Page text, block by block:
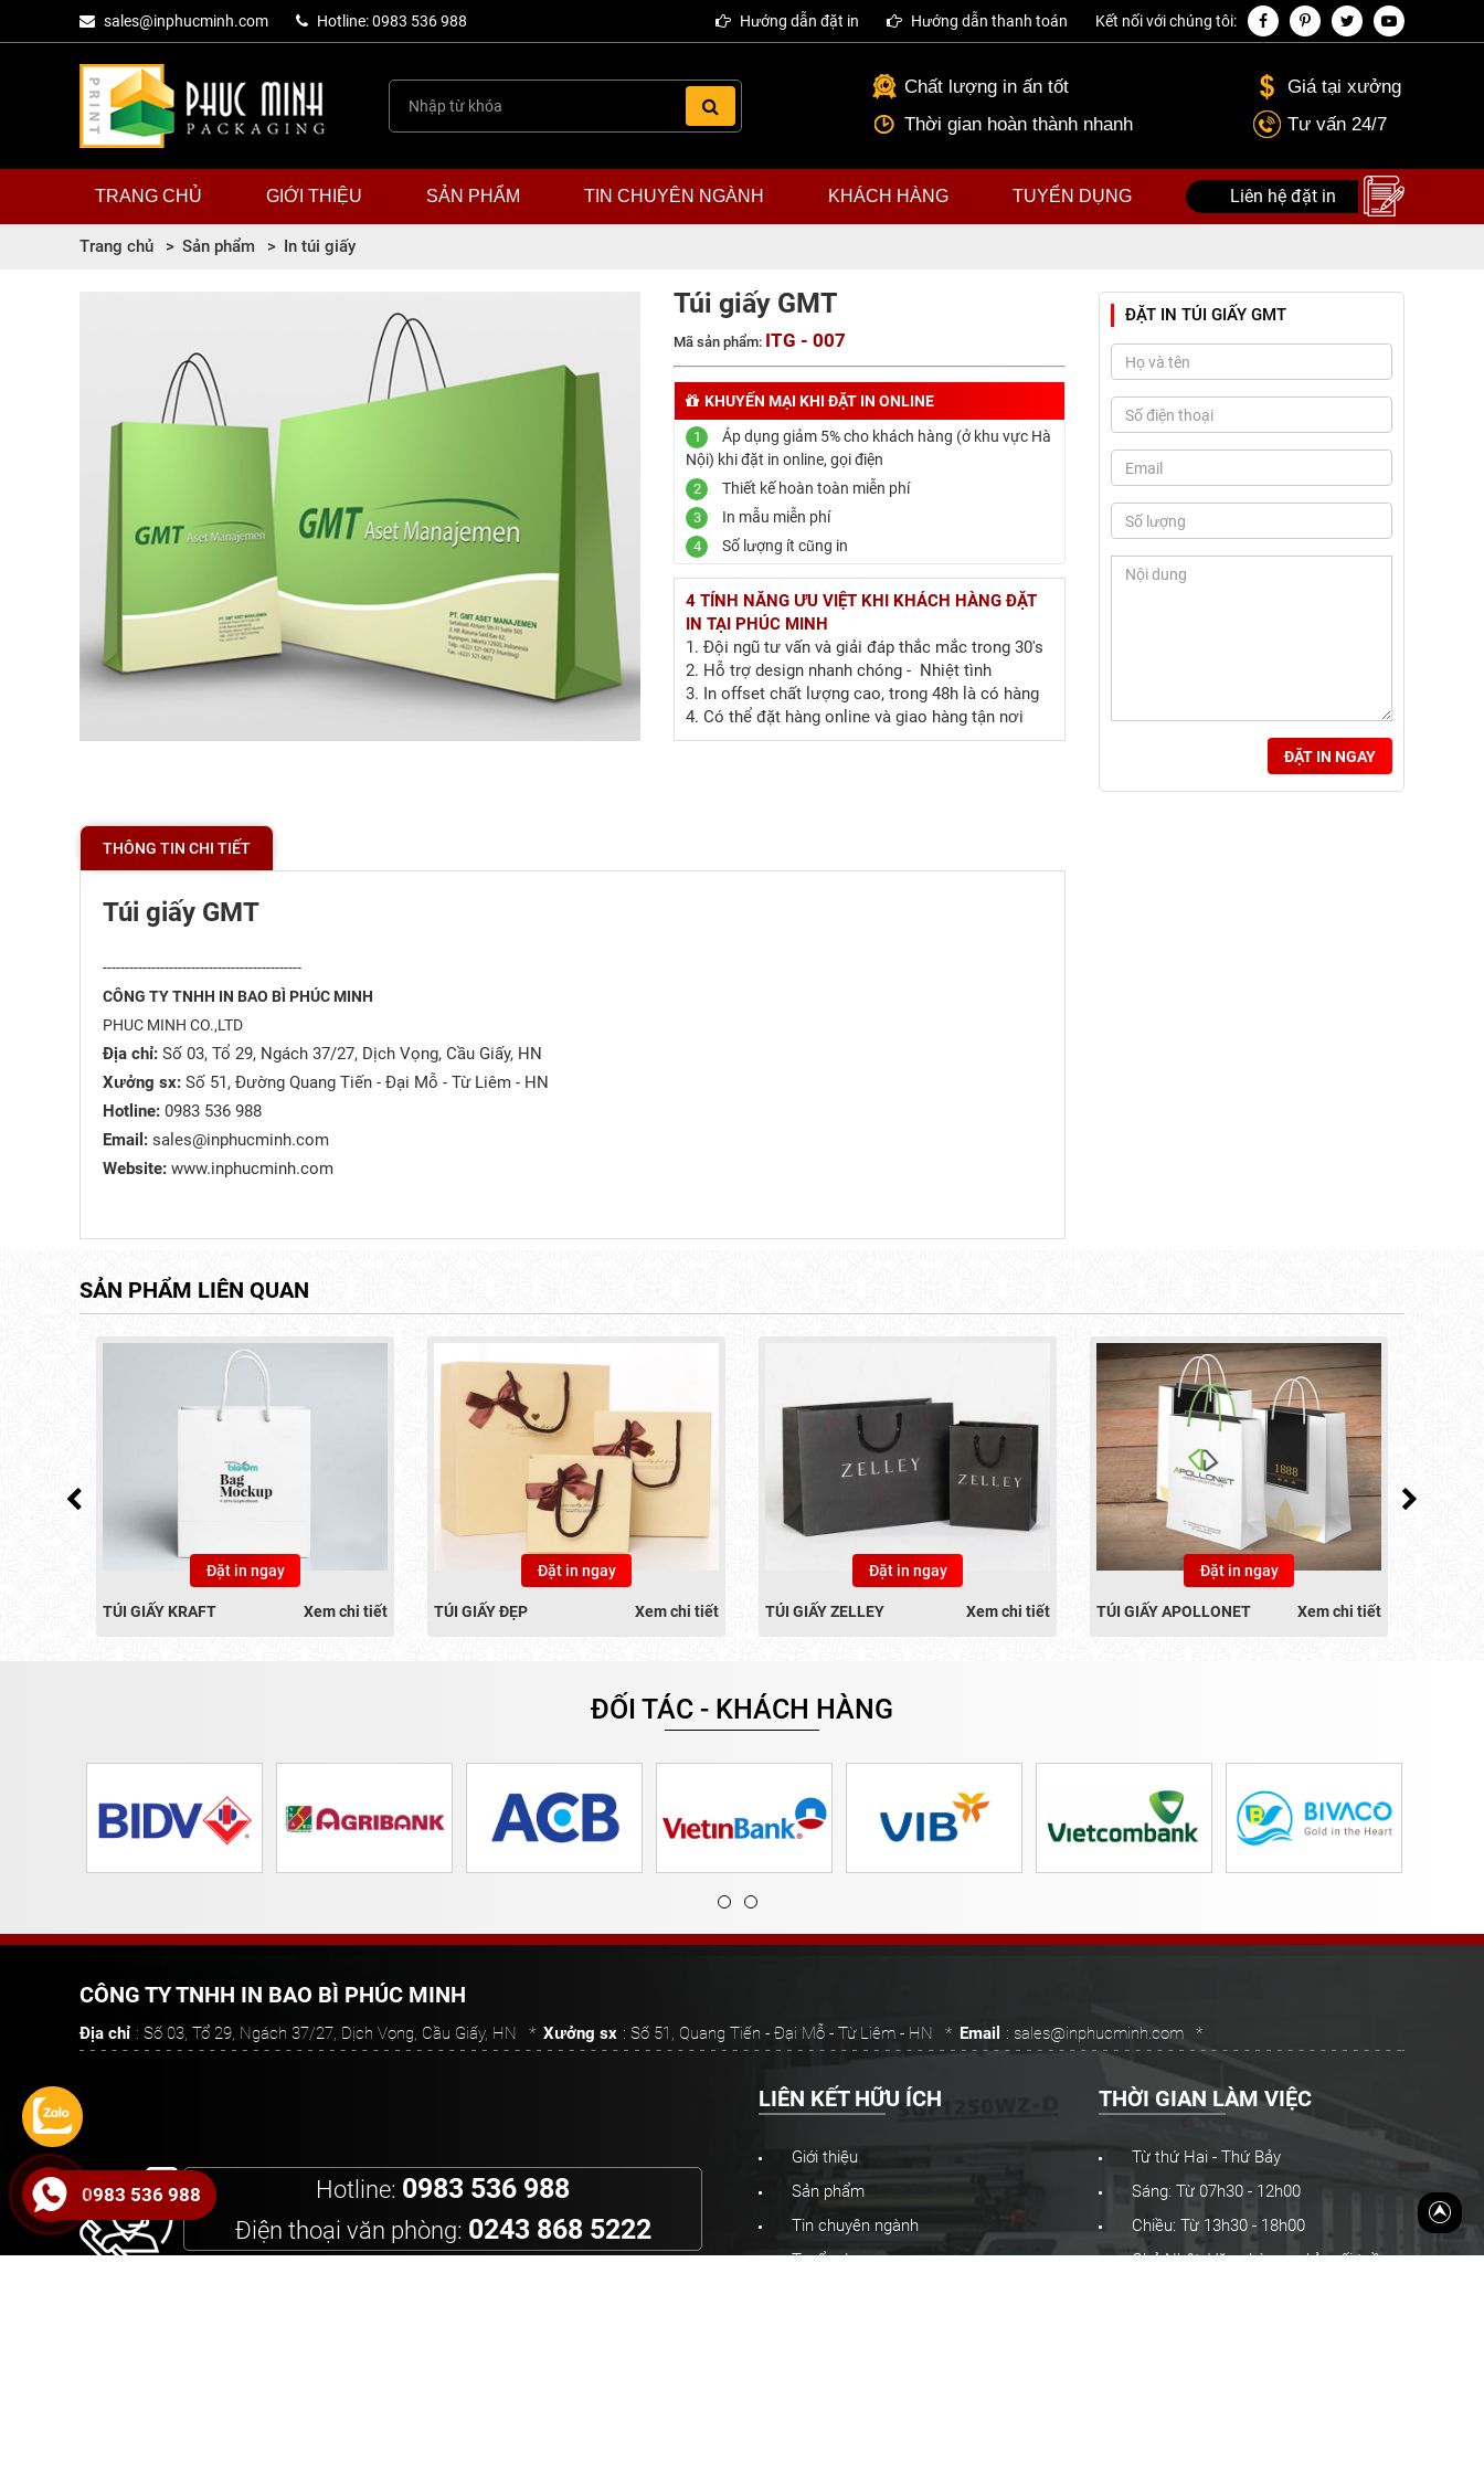
sales@inphucminh.com Hotline: 0983 536 988 Kết nối với chúng tôi:
Hướng dẫn đặt in Hướng dẫn thanh toán
Chất lượng in ấn tốt
Giá tại xưởng
Thời gian hoàn thành nhanh
Tư vấn 24/7
TRANG CHỦ GIỚI THIỆU SẢN PHẨM TIN CHUYÊN NGÀNH KHÁCH HÀNG TUYỂN DỤNG Liên hệ đặt in
Trang chủ Sản phẩm In túi giấy
Túi giấy GMT
Mã sản phẩm: ITG - 007
KHUYẾN MẠI KHI ĐẶT IN ONLINE
1
Áp dụng giảm 5% cho khách hàng (ở khu vực Hà
Nội) khi đặt in online, gọi điện
2 Thiết kế hoàn toàn miễn phí
3 In mẫu miễn phí
4 Số lượng ít cũng in
4 TÍNH NĂNG ƯU VIỆT KHI KHÁCH HÀNG ĐẶT
IN TẠI PHÚC MINH
1. Đội ngũ tư vấn và giải đáp thắc mắc trong 30's
2. Hỗ trợ design nhanh chóng - Nhiệt tình
3. In offset chất lượng cao, trong 48h là có hàng
4. Có thể đặt hàng online và giao hàng tận nơi
ĐẶT IN TÚI GIẤY GMT
ĐẶT IN NGAY
THÔNG TIN CHI TIẾT
Túi giấy GMT
---------------------------------------------
CÔNG TY TNHH IN BAO BÌ PHÚC MINH
PHUC MINH CO.,LTD
Địa chỉ: Số 03, Tổ 29, Ngách 37/27, Dịch Vọng, Cầu Giấy, HN
Xưởng sx: Số 51, Đường Quang Tiến - Đại Mỗ - Từ Liêm - HN
Hotline: 0983 536 988
Email: sales@inphucminh.com
Website: www.inphucminh.com
SẢN PHẨM LIÊN QUAN
TÚI GIẤY KRAFT
Đặt in ngay
Xem chi tiết TÚI GIẤY ĐẸP
Đặt in ngay
Xem chi tiết TÚI GIẤY ZELLEY
Đặt in ngay
Xem chi tiết TÚI GIẤY APOLLONET
Đặt in ngay
Xem chi tiết
ĐỐI TÁC - KHÁCH HÀNG
CÔNG TY TNHH IN BAO BÌ PHÚC MINH
Địa chỉ : Số 03, Tổ 29, Ngách 37/27, Dịch Vọng, Cầu Giấy, HN * Xưởng sx : Số 51, Quang Tiến - Đại Mỗ - Từ Liêm - HN * Email : sales@inphucminh.com *
Hotline: 0983 536 988
Điện thoại văn phòng: 0243 868 5222
LIÊN KẾT HỮU ÍCH
Giới thiệu
Sản phẩm
Tin chuyên ngành
Tuyển dụng
THỜI GIAN LÀM VIỆC
Từ thứ Hai - Thứ Bảy
Sáng: Từ 07h30 - 12h00
Chiều: Từ 13h30 - 18h00
Chủ Nhật: Văn phòng nghỉ cuối tuần
Về đầu
0983 536 988